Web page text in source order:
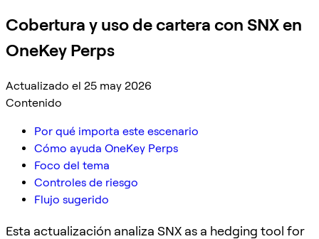
Cobertura y uso de cartera con SNX en
OneKey Perps
Actualizado el 25 may 2026
Contenido
Por qué importa este escenario
Cómo ayuda OneKey Perps
Foco del tema
Controles de riesgo
Flujo sugerido
Esta actualización analiza SNX as a hedging tool for